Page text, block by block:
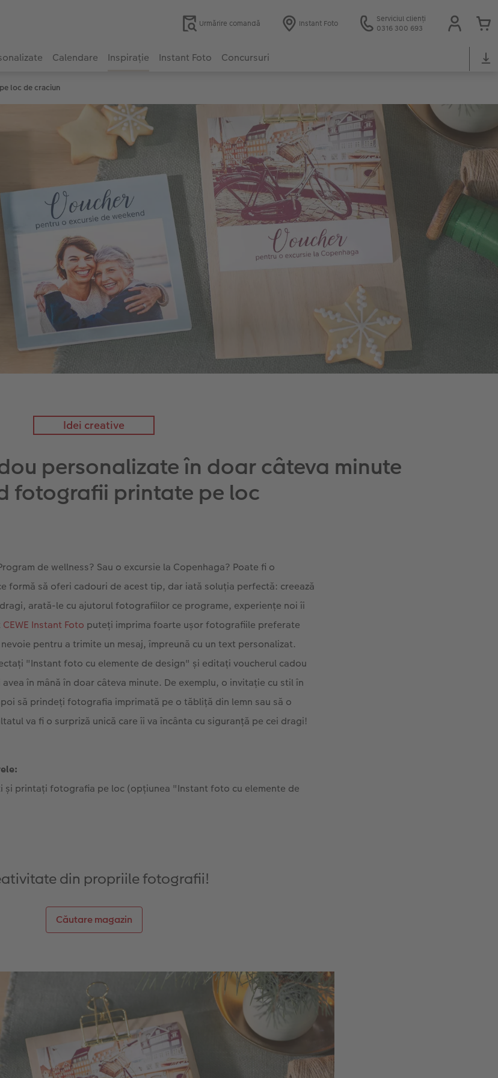
Urmărire comandă Instant Foto
Serviciul clienți
0316 300 693
Calendare Inspirație Instant Foto Concursuri
loc de craciun
Idei creative
personalizate în doar câteva minute
fotografii printate pe loc
de wellness? Sau o excursie la Copenhaga? Poate fi o
formă să oferi cadouri de acest tip, dar iată soluția perfectă: creează
arată-le cu ajutorul fotografiilor ce programe, experiențe noi îi
CEWE Instant Foto puteți imprima foarte ușor fotografiile preferate
pentru a trimite un mesaj, împreună cu un text personalizat.
"Instant foto cu elemente de design" și editați voucherul cadou
în mână în doar câteva minute. De exemplu, o invitație cu stil în
să prindeți fotografia imprimată pe o tăbliță din lemn sau să o
va fi o surpriză unică care îi va încânta cu siguranță pe cei dragi!
și printați fotografia pe loc (opțiunea "Instant foto cu elemente de
din propriile fotografii!
Căutare magazin